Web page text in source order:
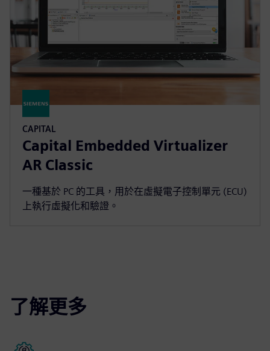
CAPITAL
Capital Embedded Virtualizer
AR Classic
一種基於 PC 的工具，用於在虛擬電子控制單元 (ECU)
上執行虛擬化和驗證。
了解更多